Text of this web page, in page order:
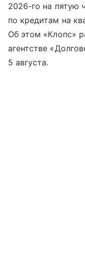
2026-го на пятую
по кредитам на
Об этом «Клопс»
агентстве
5 августа.